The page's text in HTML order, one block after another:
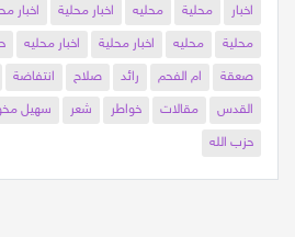
اخبار
محلية محليه اخبار محلية اخبار
محلية
محليه اخبار محلية اخبار محليه
صعقة
ام الفحم رائد صلاح انتفاضة
القدس
مقالات خواطر شعر سهيل
حزب الله